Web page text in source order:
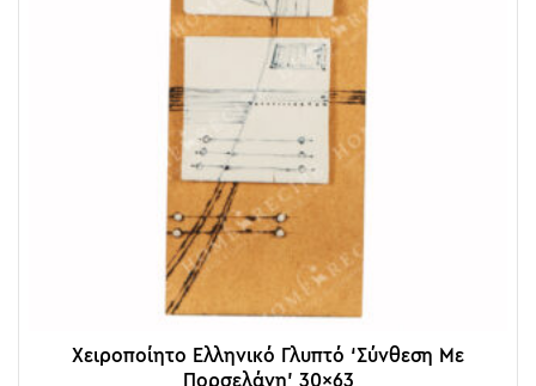
Χειροποίητο Ελληνικό Γλυπτό ‘Σύνθεση Με
Πορσελάνη’ 30×63